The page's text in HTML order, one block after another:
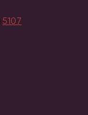
5107